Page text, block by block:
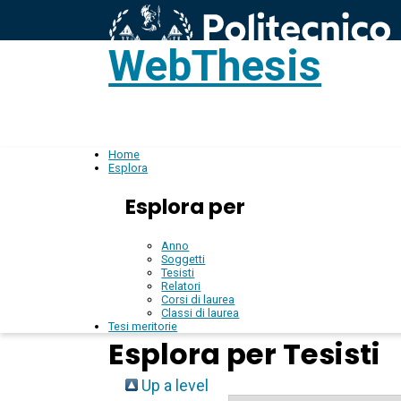
WebThesis
Home
Esplora
Esplora per
Anno
Soggetti
Tesisti
Relatori
Corsi di laurea
Classi di laurea
Tesi meritorie
Esplora per Tesisti
Up a level